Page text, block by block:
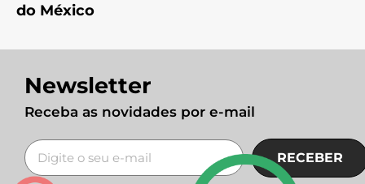
do México
Newsletter
Receba as novidades por e-mail
RECEBER